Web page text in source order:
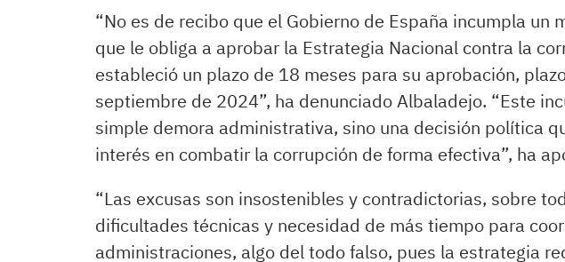
“No es de recibo que el Gobierno de España incumpla un
que le obliga a aprobar la Estrategia Nacional contra la
estableció un plazo de 18 meses para su aprobación,
septiembre de 2024”, ha denunciado Albaladejo. “Este
simple demora administrativa, sino una decisión política
interés en combatir la corrupción de forma efectiva”, ha
“Las excusas son insostenibles y contradictorias, sobre
dificultades técnicas y necesidad de más tiempo para
administraciones, algo del todo falso, pues la estrategia